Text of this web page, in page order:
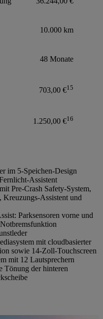
10.000 km
48 Monate
703,00 €15
1.250,00 €16
im 5-Speichen-Design
Assistent
Pre-Crash Safety-System,
Kreuzungs-Assistent und
Parksensoren vorne und
mit cloudbasierter
sowie 14-Zoll-Touchscreen
mit 12 Lautsprechern
Tönung der hinteren